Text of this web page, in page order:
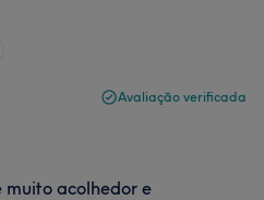
Avaliação verificada
muito acolhedor e